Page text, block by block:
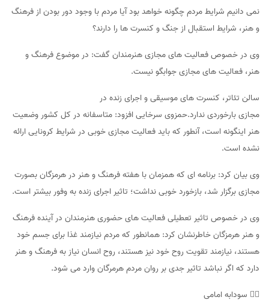
نمی دانیم شرایط مردم چگونه خواهد بود آیا مردم با وجود دور بودن از فرهنگ
و هنر، شرایط استقبال از جنگ و کنسرت ها را دارند؟
وی در خصوص فعالیت های مجازی هنرمندان گفت: در موضوع فرهنگ و
هنر، فعالیت های مجازی جوابگو نیست.
سالن تئاتر، کنسرت های موسیقی و اجرای زنده در
مجازی بارخوردی ندارد.حمزوی سرخایی افزود: متاسفانه در کل کشور وضعیت
هنر اینگونه است، آنطور که باید فعالیت مجازی خوبی در شرایط کرونایی ارائه
نشده است.
وی بیان کرد: برنامه ای که همزمان با هفته فرهنگ و هنر در هرمزگان بصورت
مجازی برگزار شد، بازخورد خوبی نداشت؛ تاثیر اجرای زنده به وفور بیشتر است.
وی در خصوص تاثیر تعطیلی فعالیت های حضوری هنرمندان در آینده فرهنگ
و هنر هرمزگان خاطرنشان کرد: همانطور که مردم نیازمند غذا برای جسم خود
هستند، نیازمند تقویت روح خود نیز هستند، روح انسان نیاز به فرهنگ و هنر
دارد که اگر نباشد تاثیر جدی بر روان مردم هرمرگان وارد می شود.
✍🏻 سودابه امامی